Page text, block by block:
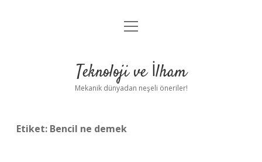
Anasayfa
Yasal Uyarı
menüyü
Teknoloji ve İlham
Mekanik dünyadan neşeli öneriler!
Etiket: Bencil ne demek